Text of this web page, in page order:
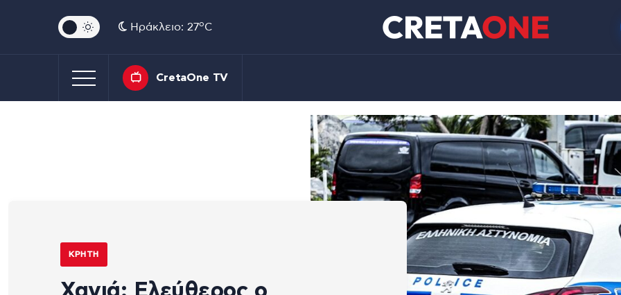
Ηράκλειο: 27oC
CretaOne TV
ΚΡΉΤΗ